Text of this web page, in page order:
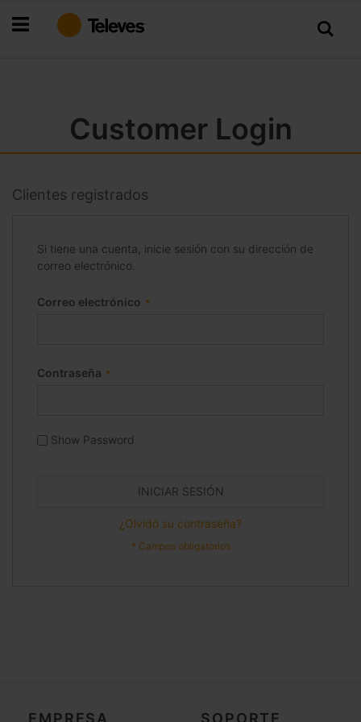
al
Customer Login
Clientes registrados
Si tiene una cuenta, inicie sesión con su dirección de
correo electrónico.
Correo electrónico
Contraseña
Show Password
INICIAR SESIÓN
¿Olvidó su contraseña?